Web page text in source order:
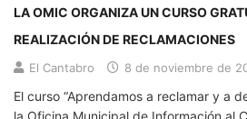
LA OMIC ORGANIZA UN CURSO GRATUITO SOBRE LA
REALIZACIÓN DE RECLAMACIONES
El Cantabro 8 de noviembre de
El curso “Aprendamos a reclamar y a